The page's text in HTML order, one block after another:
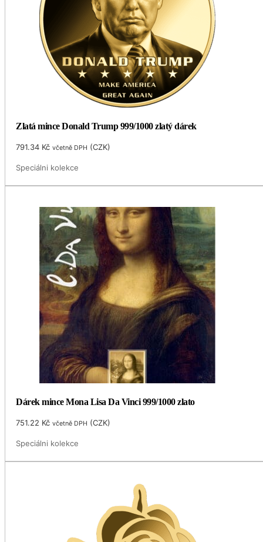
Zlatá mince Donald Trump 999/1000 zlatý dárek
791.34 Kč včetně DPH (CZK)
Speciálni kolekce
Dárek mince Mona Lisa Da Vinci 999/1000 zlato
751.22 Kč včetně DPH (CZK)
Speciálni kolekce